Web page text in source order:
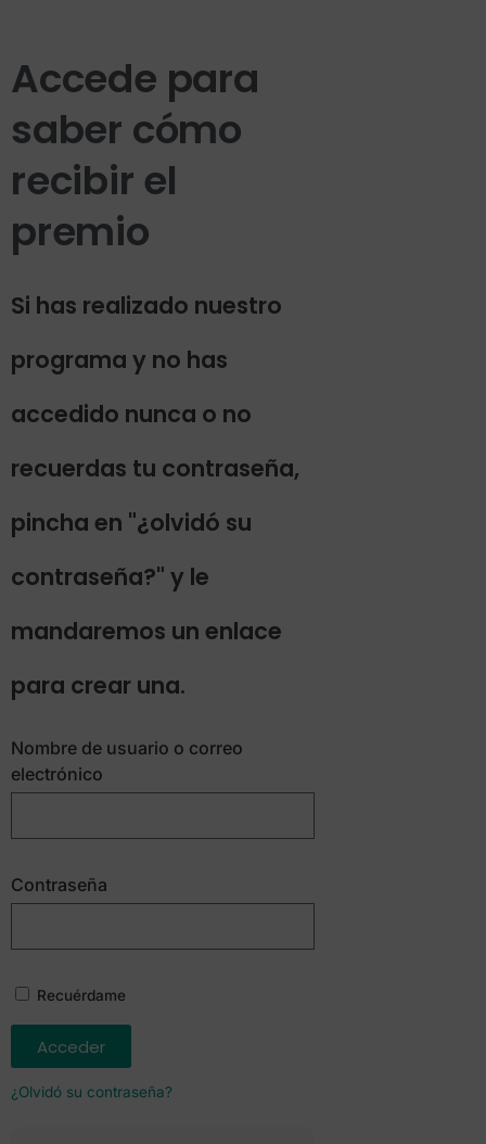
Accede para
saber cómo
recibir el
premio
Si has realizado nuestro
programa y no has
accedido nunca o no
recuerdas tu contraseña,
pincha en "¿olvidó su
contraseña?" y le
mandaremos un enlace
para crear una.
Nombre de usuario o correo
electrónico
Contraseña
Recuérdame
Acceder
¿Olvidó su contraseña?